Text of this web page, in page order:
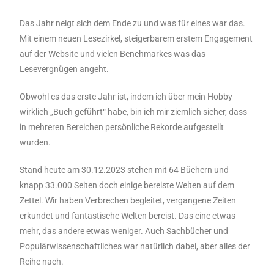
Das Jahr neigt sich dem Ende zu und was für eines war das.
Mit einem neuen Lesezirkel, steigerbarem erstem Engagement
auf der Website und vielen Benchmarkes was das
Lesevergnügen angeht.
Obwohl es das erste Jahr ist, indem ich über mein Hobby
wirklich „Buch geführt“ habe, bin ich mir ziemlich sicher, dass
in mehreren Bereichen persönliche Rekorde aufgestellt
wurden.
Stand heute am 30.12.2023 stehen mit 64 Büchern und
knapp 33.000 Seiten doch einige bereiste Welten auf dem
Zettel. Wir haben Verbrechen begleitet, vergangene Zeiten
erkundet und fantastische Welten bereist. Das eine etwas
mehr, das andere etwas weniger. Auch Sachbücher und
Populärwissenschaftliches war natürlich dabei, aber alles der
Reihe nach.